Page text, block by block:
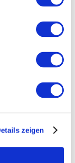
zeigen
der Nähe